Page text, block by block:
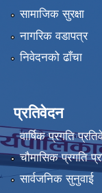
सामाजिक सुरक्षा
नागरिक वडापत्र
निवेदनको ढाँचा
प्रतिवेदन
वार्षिक प्रगति
चौमासिक प्रगति
सार्वजनिक सुनुवाई